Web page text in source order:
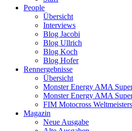
People
Übersicht
Interviews
Blog Jacobi
Blog Ullrich
Blog Koch
Blog Hofer
Rennergebnisse
Übersicht
Monster Energy AMA
Monster Energy AMA
FIM Motocross
Magazin
Neue Ausgabe